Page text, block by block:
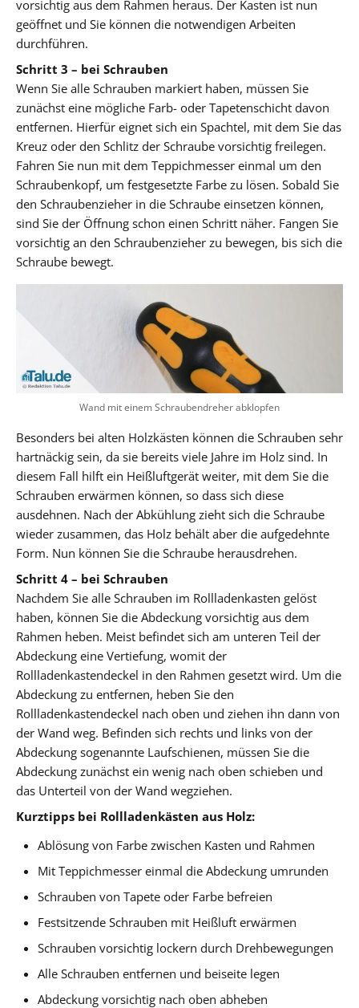
vorsichtig aus dem Rahmen heraus. Der Kasten ist nun
geöffnet und Sie können die notwendigen Arbeiten
durchführen.
Schritt 3 – bei Schrauben
Wenn Sie alle Schrauben markiert haben, müssen Sie
zunächst eine mögliche Farb- oder Tapetenschicht davon
entfernen. Hierfür eignet sich ein Spachtel, mit dem Sie das
Kreuz oder den Schlitz der Schraube vorsichtig freilegen.
Fahren Sie nun mit dem Teppichmesser einmal um den
Schraubenkopf, um festgesetzte Farbe zu lösen. Sobald Sie
den Schraubenzieher in die Schraube einsetzen können,
sind Sie der Öffnung schon einen Schritt näher. Fangen Sie
vorsichtig an den Schraubenzieher zu bewegen, bis sich die
Schraube bewegt.
Wand mit einem Schraubendreher abklopfen
Besonders bei alten Holzkästen können die Schrauben sehr
hartnäckig sein, da sie bereits viele Jahre im Holz sind. In
diesem Fall hilft ein Heißluftgerät weiter, mit dem Sie die
Schrauben erwärmen können, so dass sich diese
ausdehnen. Nach der Abkühlung zieht sich die Schraube
wieder zusammen, das Holz behält aber die aufgedehnte
Form. Nun können Sie die Schraube herausdrehen.
Schritt 4 – bei Schrauben
Nachdem Sie alle Schrauben im Rollladenkasten gelöst
haben, können Sie die Abdeckung vorsichtig aus dem
Rahmen heben. Meist befindet sich am unteren Teil der
Abdeckung eine Vertiefung, womit der
Rollladenkastendeckel in den Rahmen gesetzt wird. Um die
Abdeckung zu entfernen, heben Sie den
Rollladenkastendeckel nach oben und ziehen ihn dann von
der Wand weg. Befinden sich rechts und links von der
Abdeckung sogenannte Laufschienen, müssen Sie die
Abdeckung zunächst ein wenig nach oben schieben und
das Unterteil von der Wand wegziehen.
Kurztipps bei Rollladenkästen aus Holz:
Ablösung von Farbe zwischen Kasten und Rahmen
Mit Teppichmesser einmal die Abdeckung umrunden
Schrauben von Tapete oder Farbe befreien
Festsitzende Schrauben mit Heißluft erwärmen
Schrauben vorsichtig lockern durch Drehbewegungen
Alle Schrauben entfernen und beiseite legen
Abdeckung vorsichtig nach oben abheben